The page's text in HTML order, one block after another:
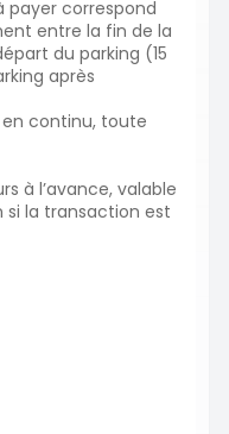
payer correspond
entre la fin de la
du parking (15
après
continu, toute
à l’avance, valable
la transaction est